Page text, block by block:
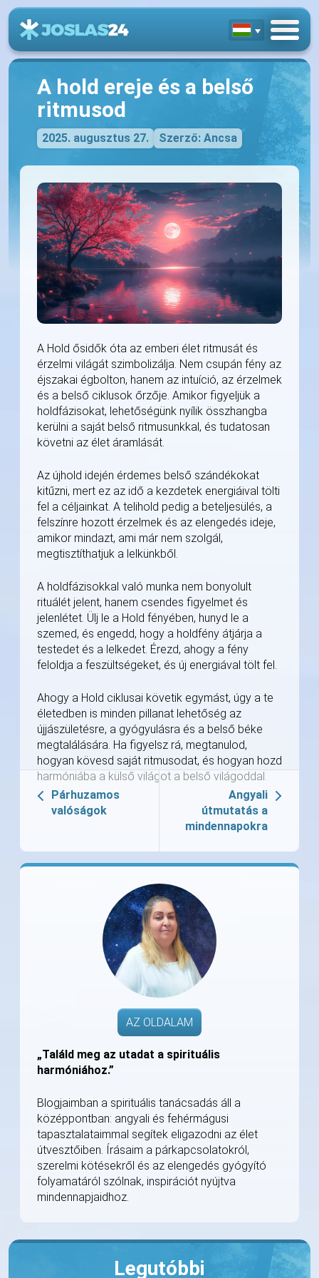
A hold ereje és a belső
ritmusod
2025. augusztus 27. Szerző: Ancsa
A Hold ősidők óta az emberi élet ritmusát és
érzelmi világát szimbolizálja. Nem csupán fény az
éjszakai égbolton, hanem az intuíció, az érzelmek
és a belső ciklusok őrzője. Amikor figyeljük a
holdfázisokat, lehetőségünk nyílik összhangba
kerülni a saját belső ritmusunkkal, és tudatosan
követni az élet áramlását.
Az újhold idején érdemes belső szándékokat
kitűzni, mert ez az idő a kezdetek energiáival tölti
fel a céljainkat. A telihold pedig a beteljesülés, a
felszínre hozott érzelmek és az elengedés ideje,
amikor mindazt, ami már nem szolgál,
megtisztíthatjuk a lelkünkből.
A holdfázisokkal való munka nem bonyolult
rituálét jelent, hanem csendes figyelmet és
jelenlétet. Ülj le a Hold fényében, hunyd le a
szemed, és engedd, hogy a holdfény átjárja a
testedet és a lelkedet. Érezd, ahogy a fény
feloldja a feszültségeket, és új energiával tölt fel.
Ahogy a Hold ciklusai követik egymást, úgy a te
életedben is minden pillanat lehetőség az
újjászületésre, a gyógyulásra és a belső béke
megtalálására. Ha figyelsz rá, megtanulod,
hogyan kövesd saját ritmusodat, és hogyan hozd
harmóniába a külső világot a belső világoddal.
Párhuzamos
valóságok
Angyali
útmutatás a
mindennapokra
AZ OLDALAM
„Találd meg az utadat a spirituális
harmóniához.”
Blogjaimban a spirituális tanácsadás áll a
középpontban: angyali és fehérmágusi
tapasztalataimmal segítek eligazodni az élet
útvesztőiben. Írásaim a párkapcsolatokról,
szerelmi kötésekről és az elengedés gyógyító
folyamatáról szólnak, inspirációt nyújtva
mindennapjaidhoz.
Legutóbbi